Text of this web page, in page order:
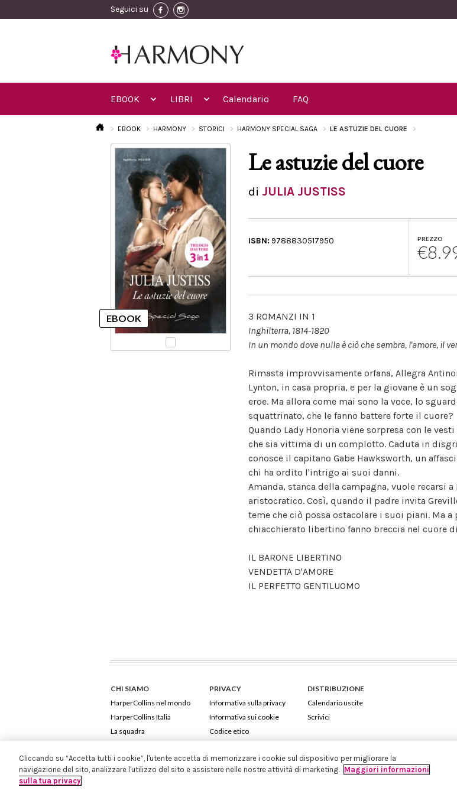
Seguici su
EBOOK LIBRI Calendario FAQ
EBOOK HARMONY STORICI HARMONY SPECIAL SAGA LE ASTUZIE DEL CUORE
Le astuzie del cuore
di JULIA JUSTISS
ISBN: 9788830517950 PREZZO
3 ROMANZI IN 1
Inghilterra, 1814-1820
In un mondo dove nulla è ciò che sembra, l'amore, il
Rimasta improvvisamente orfana, Allegra
Lynton, in casa propria, e per la giovane è un
eroe. Ma allora come mai sono la voce, lo
squattrinato, che le fanno battere forte il cuore?
Quando Lady Honoria viene sorpresa con le
che sia vittima di un complotto. Caduta in
conosce il capitano Gabe Hawksworth, un
chi ha ordito l'intrigo ai suoi danni.
Amanda, stanca della campagna, vuole recarsi
aristocratico. Così, quando il padre invita
teme che ciò possa ostacolare i suoi piani. Ma
chiacchierato libertino fanno breccia nel cuore
IL BARONE LIBERTINO
VENDETTA D'AMORE
IL PERFETTO GENTILUOMO
CHI SIAMO
HarperCollins nel mondo
HarperCollins Italia
La squadra
PRIVACY
Informativa sulla privacy
Informativa sui cookie
Codice etico
DISTRIBUZIONE
Calendario uscite
Scrivici
Cliccando su “Accetta tutti i cookie”, l'utente accetta di memorizzare i cookie sul dispositivo per migliorare la
navigazione del sito, analizzare l'utilizzo del sito e assistere nelle nostre attività di marketing. Maggiori informazioni
sulla tua privacy